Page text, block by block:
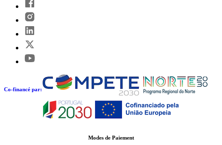
Co-financé par:
Modes de Paiement